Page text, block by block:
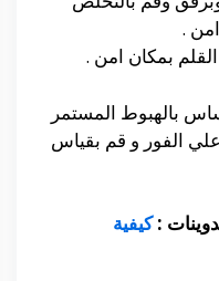
.
بمكان امن .
بالهبوط المستمر
الفور و قم بقياس
:كيفية